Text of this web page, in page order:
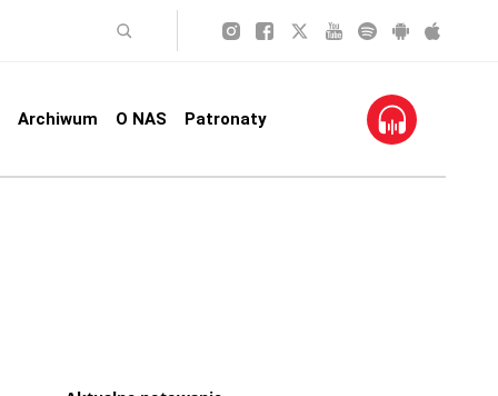
Archiwum O NAS Patronaty